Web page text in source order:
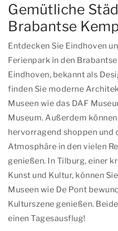
Gemütliche
Brabantse
Entdecken Sie Eindhoven
Ferienpark in den
Eindhoven, bekannt als
finden Sie moderne
Museen wie das DAF
Museum. Außerdem
hervorragend shoppen und
Atmosphäre in den vielen
genießen. In Tilburg, einer
Kunst und Kultur, können
Museen wie De Pont
Kulturszene genießen.
einen Tagesausflug!